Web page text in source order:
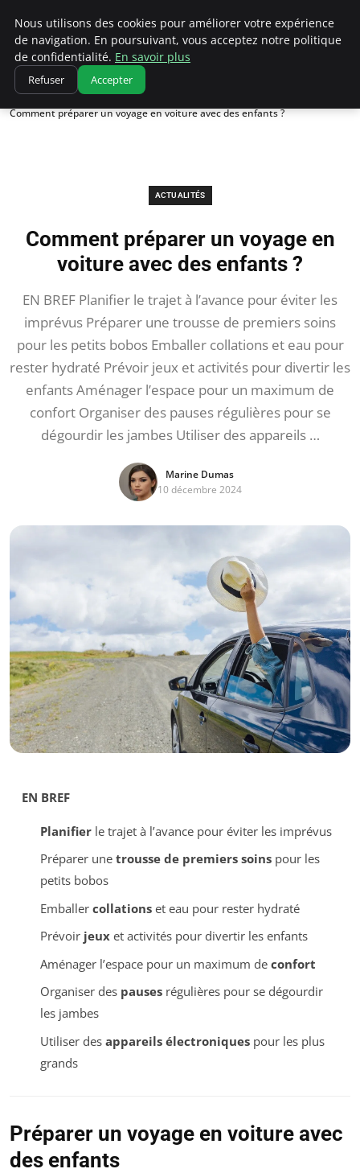
Correze Co
Accueil
Actualités
Comment préparer un voyage en voiture avec des enfants ?
ACTUALITÉS
Comment préparer un voyage en
voiture avec des enfants ?
EN BREF Planifier le trajet à l’avance pour éviter les
imprévus Préparer une trousse de premiers soins
pour les petits bobos Emballer collations et eau pour
rester hydraté Prévoir jeux et activités pour divertir les
enfants Aménager l’espace pour un maximum de
confort Organiser des pauses régulières pour se
dégourdir les jambes Utiliser des appareils …
Marine Dumas
10 décembre 2024
EN BREF
Planifierle trajet à l’avance pour éviter les imprévus
Préparer une trousse de premiers soinspour les
petits bobos
Emballer collationset eau pour rester hydraté
Prévoir jeuxet activités pour divertir les enfants
Aménager l’espace pour un maximum de confort
Organiser des pausesrégulières pour se dégourdir
les jambes
Utiliser des appareils électroniquespour les plus
grands
Préparer un voyage en voiture avec
des enfants
Nous utilisons des cookies pour améliorer votre expérience
de navigation. En poursuivant, vous acceptez notre politique
de confidentialité. En savoir plus
Refuser Accepter